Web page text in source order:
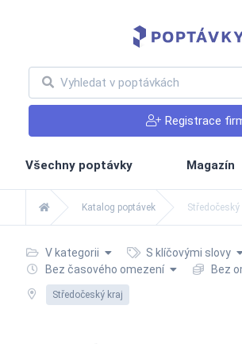
Registrace
Všechny poptávky Magazín
Katalog poptávek Středočeský
V kategorii
S klíčovými slovy
Bez časového omezení
Bez
Středočeský kraj